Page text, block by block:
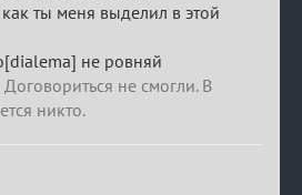
ты меня выделил в этой
не ровняй
не смогли. В
никто.